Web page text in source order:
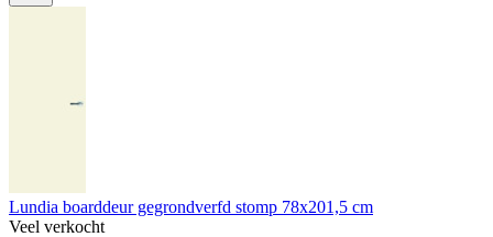
Lundia boarddeur gegrondverfd stomp 78x201,5 cm
Veel verkocht